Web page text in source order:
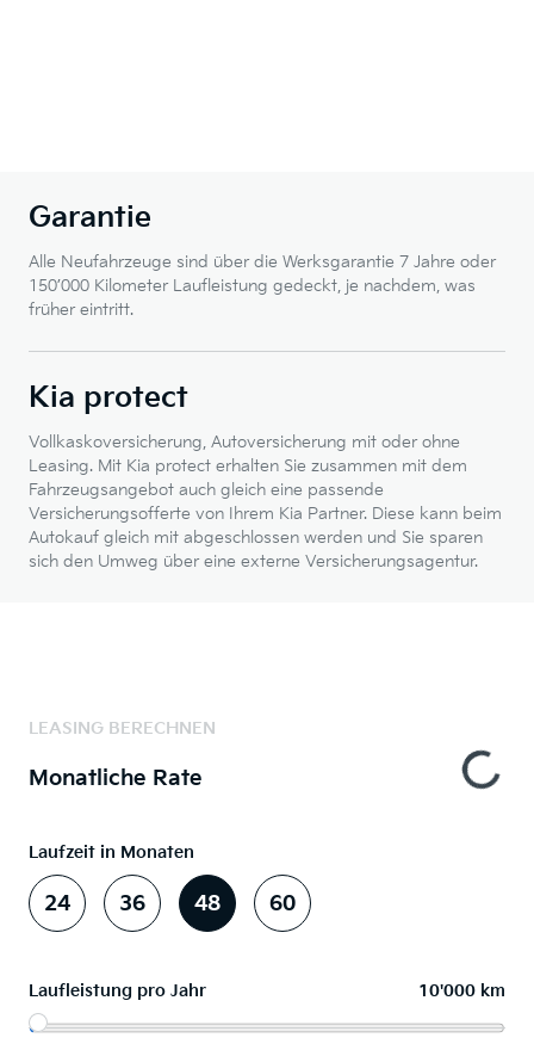
Garantie
Alle Neufahrzeuge sind über die Werksgarantie 7 Jahre oder
150’000 Kilometer Laufleistung gedeckt, je nachdem, was
früher eintritt.
Kia protect
Vollkaskoversicherung, Autoversicherung mit oder ohne
Leasing. Mit Kia protect erhalten Sie zusammen mit dem
Fahrzeugsangebot auch gleich eine passende
Versicherungsofferte von Ihrem Kia Partner. Diese kann beim
Autokauf gleich mit abgeschlossen werden und Sie sparen
sich den Umweg über eine externe Versicherungsagentur.
LEASING BERECHNEN
Monatliche Rate
Laufzeit in Monaten
24 36 48 60
Laufleistung pro Jahr 10'000 km